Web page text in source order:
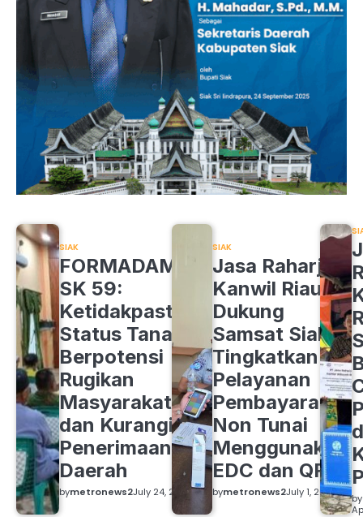
SIAK
FORMADAM
SK 59:
Ketidakpastian
Status Tanah
Berpotensi
Rugikan
Masyarakat
dan Kurangi
Penerimaan
Daerah
bymetronews2July 24, 2026
SIAK
Jasa Raharja
Kanwil Riau
Dukung
Samsat Siak
Tingkatkan
Pelayanan
Pembayaran
Non Tunai
Menggunakan
EDC dan QRIS
bymetronews2July 1, 2026 by